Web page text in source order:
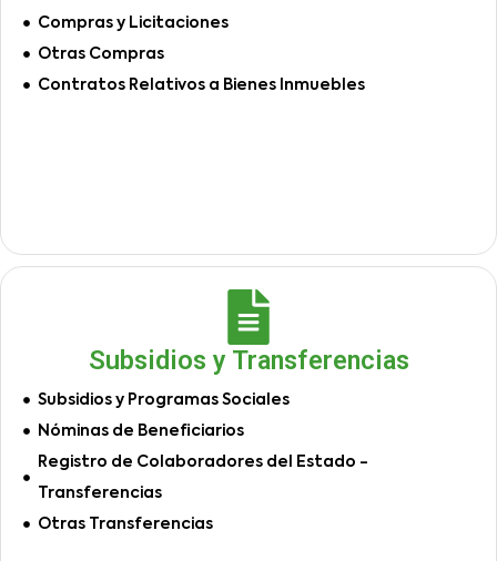
Compras y Licitaciones
Otras Compras
Contratos Relativos a Bienes Inmuebles
Subsidios y Transferencias
Subsidios y Programas Sociales
Nóminas de Beneficiarios
Registro de Colaboradores del Estado -
Transferencias
Otras Transferencias